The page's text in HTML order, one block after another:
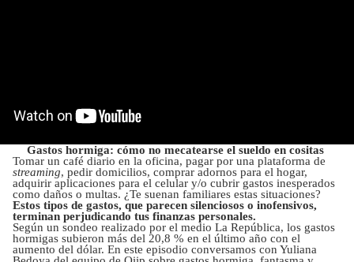
Gastos hormiga: cómo no mecatearse el sueldo en cositas
Tomar un café diario en la oficina, pagar por una plataforma de
streaming, pedir domicilios, comprar adornos para el hogar,
adquirir aplicaciones para el celular y/o cubrir gastos inesperados
como daños o multas. ¿Te suenan familiares estas situaciones?
Estos tipos de gastos, que parecen silenciosos o inofensivos,
terminan perjudicando tus finanzas personales.
Según un sondeo realizado por el medio La República, los gastos
hormigas subieron más del 20,8 % en el último año con el
aumento del dólar. En este episodio conversamos con Yuliana